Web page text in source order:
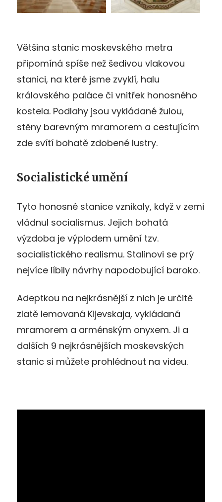
Většina stanic moskevského metra
připomíná spíše než šedivou vlakovou
stanici, na které jsme zvyklí, halu
královského paláce či vnitřek honosného
kostela. Podlahy jsou vykládané žulou,
stěny barevným mramorem a cestujícím
zde svítí bohatě zdobené lustry.
Socialistické umění
Tyto honosné stanice vznikaly, když v zemi
vládnul socialismus. Jejich bohatá
výzdoba je výplodem umění tzv.
socialistického realismu. Stalinovi se prý
nejvíce líbily návrhy napodobující baroko.
Adeptkou na nejkrásnější z nich je určitě
zlatě lemovaná Kijevskaja, vykládaná
mramorem a arménským onyxem. Ji a
dalších 9 nejkrásnějších moskevských
stanic si můžete prohlédnout na videu.